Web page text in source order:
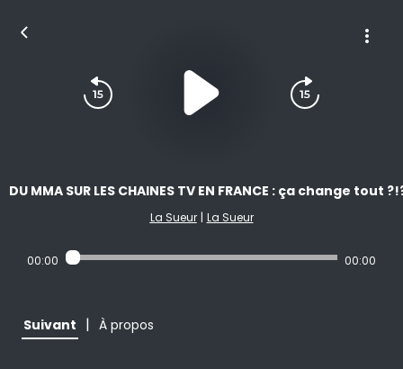
DU MMA SUR LES CHAINES TV EN FRANCE : ça change tout
La Sueur | La Sueur
00:00 00:00
Suivant | À propos